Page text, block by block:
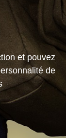
et pouvez
de